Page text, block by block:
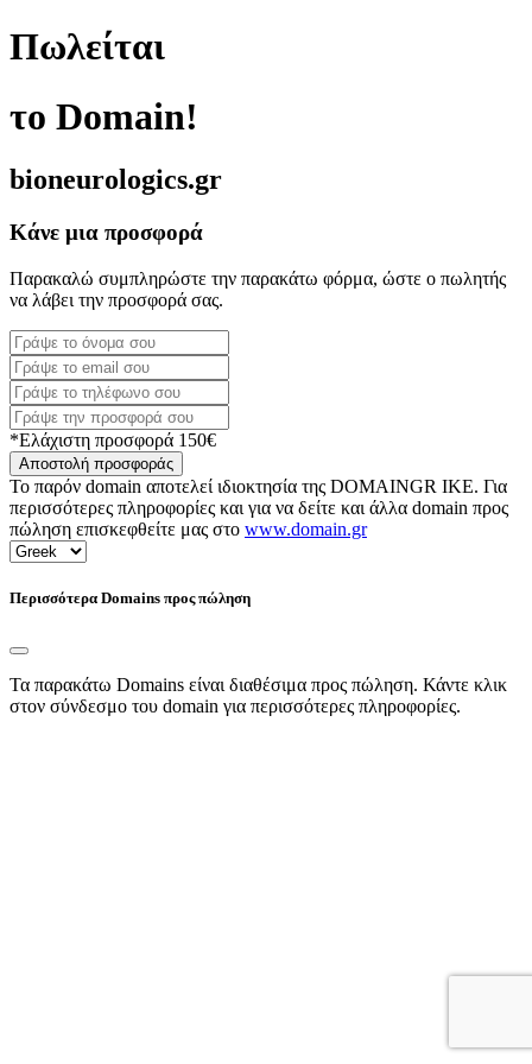
Πωλείται
το Domain!
bioneurologics.gr
Κάνε μια προσφορά
Παρακαλώ συμπληρώστε την παρακάτω φόρμα, ώστε ο πωλητής
να λάβει την προσφορά σας.
*Ελάχιστη προσφορά 150€
Αποστολή προσφοράς
Το παρόν domain αποτελεί ιδιοκτησία της DOMAINGR ΙΚΕ. Για
περισσότερες πληροφορίες και για να δείτε και άλλα domain προς
πώληση επισκεφθείτε μας στο www.domain.gr
Περισσότερα Domains προς πώληση
Τα παρακάτω Domains είναι διαθέσιμα προς πώληση. Κάντε κλικ
στον σύνδεσμο του domain για περισσότερες πληροφορίες.